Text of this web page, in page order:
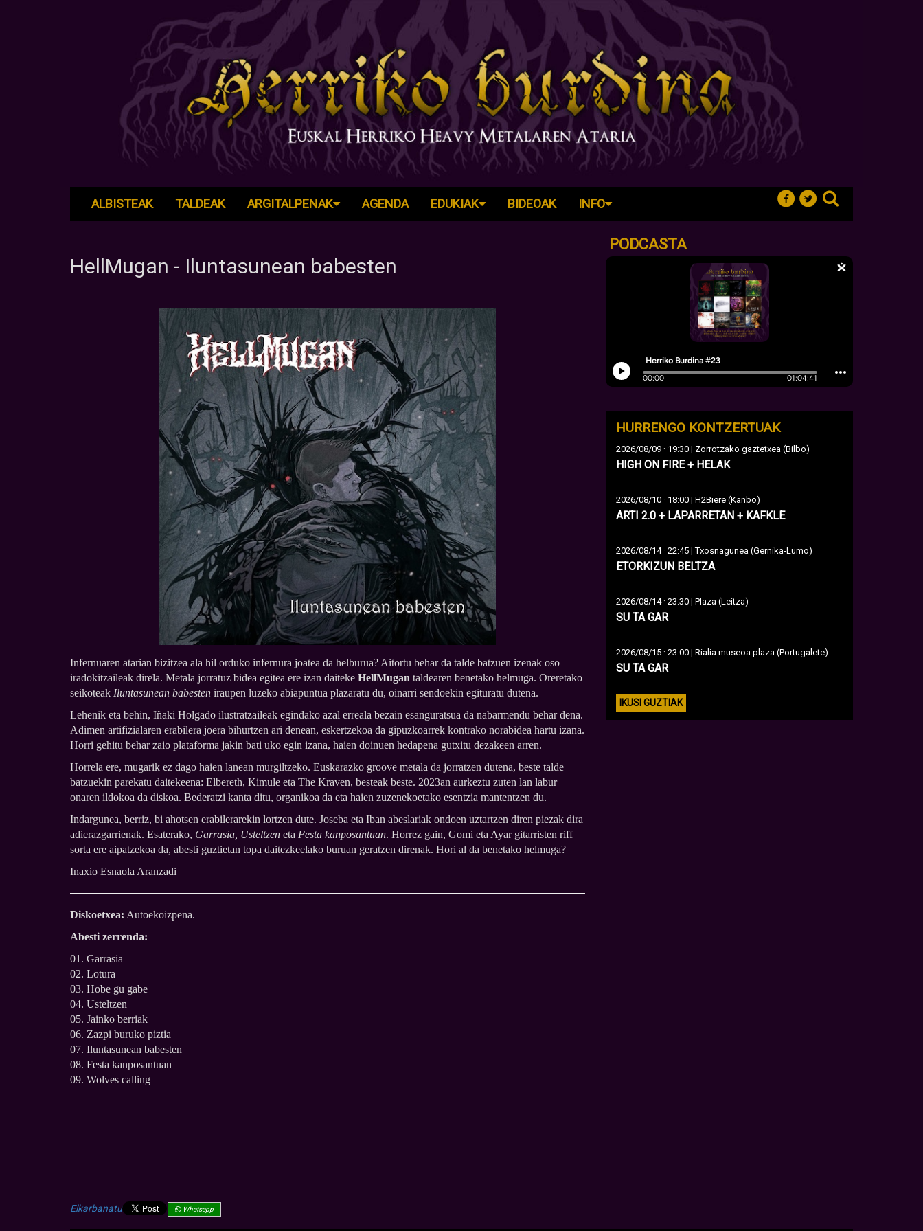
ALBISTEAK TALDEAK ARGITALPENAK AGENDA EDUKIAK BIDEOAK INFO
HellMugan - Iluntasunean babesten
Infernuaren atarian bizitzea ala hil orduko infernura joatea da helburua? Aitortu behar da talde batzuen izenak oso
iradokitzaileak direla. Metala jorratuz bidea egitea ere izan daiteke HellMugan taldearen benetako helmuga. Oreretako
seikoteak Iluntasunean babesten iraupen luzeko abiapuntua plazaratu du, oinarri sendoekin egituratu dutena.
Lehenik eta behin, Iñaki Holgado ilustratzaileak egindako azal erreala bezain esanguratsua da nabarmendu behar dena.
Adimen artifizialaren erabilera joera bihurtzen ari denean, eskertzekoa da gipuzkoarrek kontrako norabidea hartu izana.
Horri gehitu behar zaio plataforma jakin bati uko egin izana, haien doinuen hedapena gutxitu dezakeen arren.
Horrela ere, mugarik ez dago haien lanean murgiltzeko. Euskarazko groove metala da jorratzen dutena, beste talde
batzuekin parekatu daitekeena: Elbereth, Kimule eta The Kraven, besteak beste. 2023an aurkeztu zuten lan labur
onaren ildokoa da diskoa. Bederatzi kanta ditu, organikoa da eta haien zuzenekoetako esentzia mantentzen du.
Indargunea, berriz, bi ahotsen erabilerarekin lortzen dute. Joseba eta Iban abeslariak ondoen uztartzen diren piezak dira
adierazgarrienak. Esaterako, Garrasia, Usteltzen eta Festa kanposantuan. Horrez gain, Gomi eta Ayar gitarristen riff
sorta ere aipatzekoa da, abesti guztietan topa daitezkeelako buruan geratzen direnak. Hori al da benetako helmuga?
Inaxio Esnaola Aranzadi
Diskoetxea: Autoekoizpena.
Abesti zerrenda:
01. Garrasia
02. Lotura
03. Hobe gu gabe
04. Usteltzen
05. Jainko berriak
06. Zazpi buruko piztia
07. Iluntasunean babesten
08. Festa kanposantuan
09. Wolves calling
Elkarbanatu Whatsapp
PODCASTA
HURRENGO KONTZERTUAK
2026/08/09 · 19:30 | Zorrotzako gaztetxea (Bilbo)
HIGH ON FIRE + HELAK
2026/08/10 · 18:00 | H2Biere (Kanbo)
ARTI 2.0 + LAPARRETAN + KAFKLE
2026/08/14· 22:45 | Txosnagunea (Gernika-Lumo)
ETORKIZUN BELTZA
2026/08/14· 23:30 | Plaza (Leitza)
SU TA GAR
2026/08/15 · 23:00 | Rialia museoa plaza (Portugalete)
SU TA GAR
IKUSI GUZTIAK